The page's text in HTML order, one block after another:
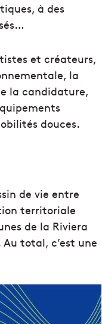
à des
et créateurs,
la
la candidature,
douces.
de vie entre
territoriale
de la Riviera
total, c’est une